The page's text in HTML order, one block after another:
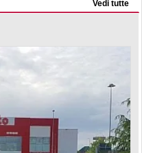
Vedi tutte